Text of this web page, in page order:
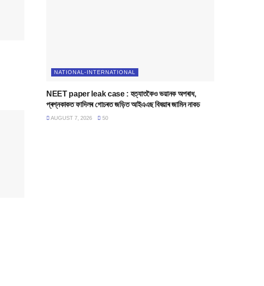
NATIONAL-INTERNATIONAL
NEET paper leak case : হত্যাতকৈও ভয়ানক অপৰাধ,
প্ৰশ্নকাকত ফাদিলৰ গোচৰত জড়িত আইএএছ বিষয়াৰ জামিন নাকচ
AUGUST 7, 2026 50